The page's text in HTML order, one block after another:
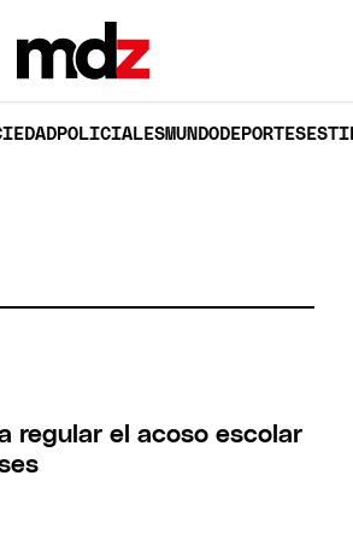
POLICIALESMUNDODEPORTES
regular el acoso escolar